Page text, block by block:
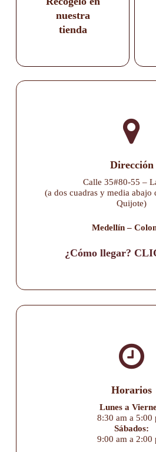
nuestra
tienda
Dirección
Calle 35#80-55 –
(a dos cuadras y media abajo
Quijote)
Medellín –
¿Cómo llegar?
Horarios
Lunes a
8:30 am a 5:00
Sábados:
9:00 am a 2:00